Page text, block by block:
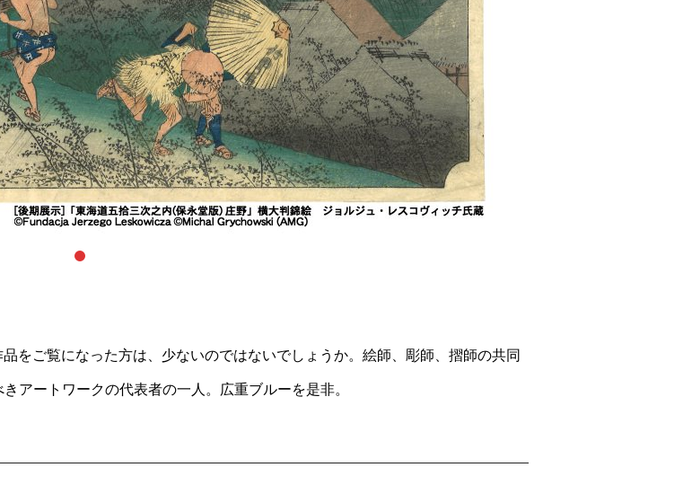
をご覧になった方は、少ないのではないでしょうか。絵師、彫師、摺師の共同
アートワークの代表者の一人。広重ブルーを是非。